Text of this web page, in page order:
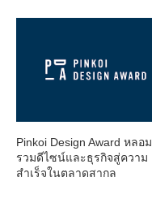
Pinkoi Design Award หลอม
รวมดีไซน์และธุรกิจสู่ความ
สำเร็จในตลาดสากล